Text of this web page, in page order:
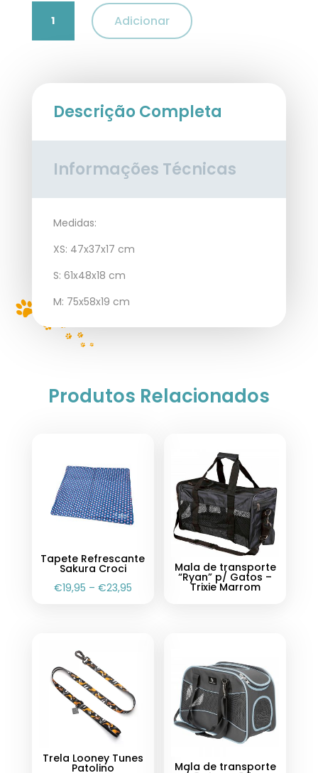
Quantidade
Cama
Adicionar
Descrição Completa
Informações Técnicas
Medidas:
XS: 47x37x17 cm
S: 61x48x18 cm
M: 75x58x19 cm
Produtos Relacionados
Tapete Refrescante
Sakura Croci
€19,95 – €23,95
Mala de transporte
“Ryan” p/ Gatos –
Trixie Marrom
Trela Looney Tunes
Patolino
Mala de transporte